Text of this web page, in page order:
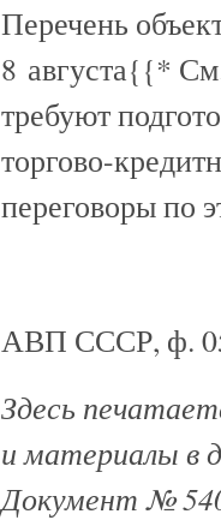
Перечень
8 августа{{*
требуют
торгово-
переговоры по
АВП СССР, ф.
Здесь
и материалы в
Документ №